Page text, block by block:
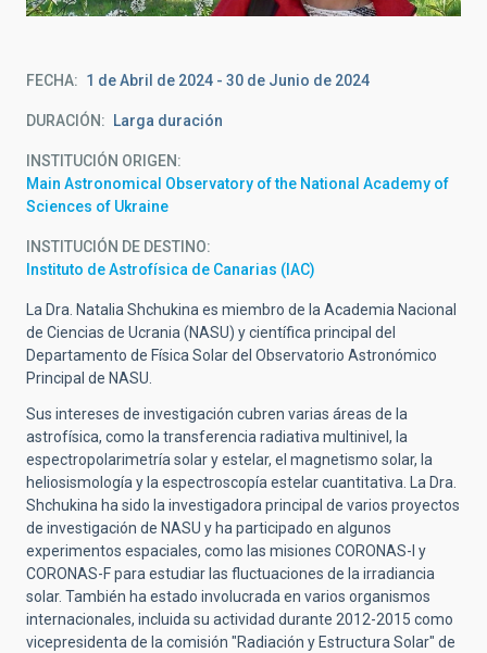
FECHA 1 de Abril de 2024 - 30 de Junio de 2024
DURACIÓN Larga duración
INSTITUCIÓN ORIGEN
Main Astronomical Observatory of the National Academy of
Sciences of Ukraine
INSTITUCIÓN DE DESTINO
Instituto de Astrofísica de Canarias (IAC)
La Dra. Natalia Shchukina es miembro de la Academia Nacional
de Ciencias de Ucrania (NASU) y científica principal del
Departamento de Física Solar del Observatorio Astronómico
Principal de NASU.
Sus intereses de investigación cubren varias áreas de la
astrofísica, como la transferencia radiativa multinivel, la
espectropolarimetría solar y estelar, el magnetismo solar, la
heliosismología y la espectroscopía estelar cuantitativa. La Dra.
Shchukina ha sido la investigadora principal de varios proyectos
de investigación de NASU y ha participado en algunos
experimentos espaciales, como las misiones CORONAS-I y
CORONAS-F para estudiar las fluctuaciones de la irradiancia
solar. También ha estado involucrada en varios organismos
internacionales, incluida su actividad durante 2012-2015 como
vicepresidenta de la comisión "Radiación y Estructura Solar" de